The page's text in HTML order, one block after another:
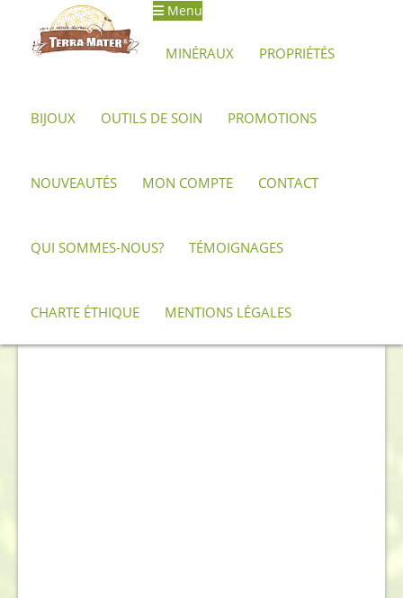
Aller
Aller
au
Menu
MINÉRAUX PROPRIÉTÉS
BIJOUX OUTILS DE SOIN PROMOTIONS
NOUVEAUTÉS MON COMPTE CONTACT
QUI SOMMES-NOUS? TÉMOIGNAGES
CHARTE ÉTHIQUE MENTIONS LÉGALES
Accueil Archives Forme libre de malachite polie 223 g – 10 cm